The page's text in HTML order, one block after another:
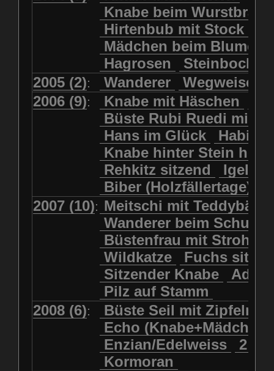
Mädchen beim Blumenpflücken
Mädchen in Regenjacke
Mädchen in Regenjacke und
Mädchen mit Regenmolch
Mädchen mit Schmetterling
Mätti Grossmann-Michel
Meitschi (Rundweg)
Meitschi mit Teddybär
Pilzfraueli Risetenmandli
Sitzender Knabe Tengeler
Wanderer
Wanderer beim Schuhbinden
Wegweiser Wilde Hilde
Wildhüter Wurzelkind
Luchs schreitend
Luchs sitzend Murmeltier
Murmeltiere Rehbockkopf
Rehkitz Rehkitz sitzend
Salamader Schmetterling
Schmetterlinge Schnecke
Schwarznasenschaf
Schwarznasenschaf mit Kalb
Steinbock
Steinbock Steinmarder
Uhu Uhu mit Jungen
Waschbär Wildkatze
Wolf Ziegenkopf
Knabe beim
Hirtenbub mit Stock
Mädchen beim
Hagrosen
Steinbock
2005 (2): Wanderer
Wegweiser
2006 (9): Knabe mit Häschen
Büste Rubi Ruedi mit
Hans im Glück
Knabe hinter Stein
Rehkitz sitzend
Igel
Biber (Holzfällertage)
2007 (10): Meitschi mit Teddybär
Wanderer beim
Büstenfrau mit Strohut
Wildkatze
Fuchs
Sitzender Knabe
Adler
Pilz auf Stamm
2008 (6):
Büste Seil mit
Echo
Enzian/Edelweiss
2
Kormoran